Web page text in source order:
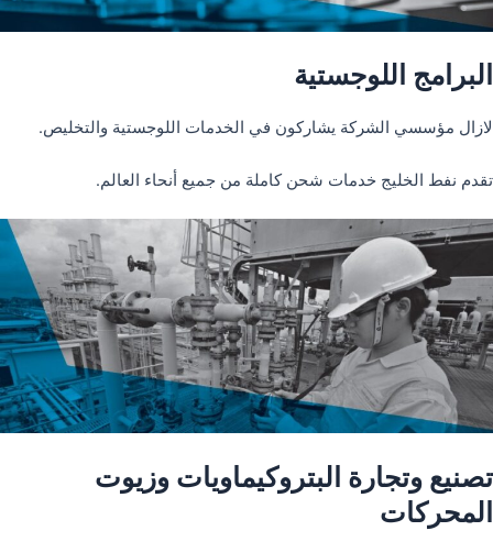
البرامج اللوجستية
لازال مؤسسي الشركة يشاركون في الخدمات اللوجستية والتخليص.
تقدم نفط الخليج خدمات شحن كاملة من جميع أنحاء العالم.
تصنيع وتجارة البتروكيماويات وزيوت
المحركات